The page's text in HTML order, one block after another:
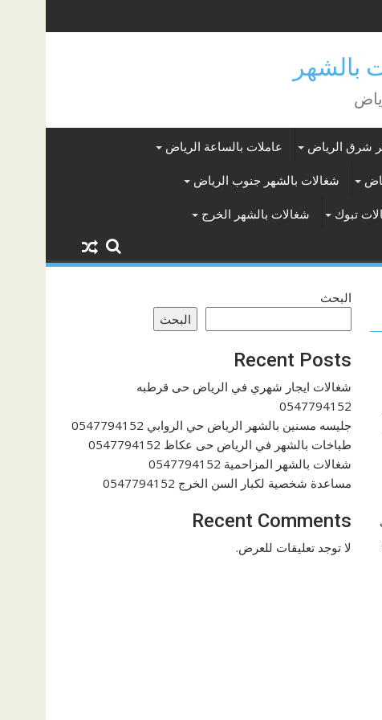
شرق الرياض عاملات بالساعة الرياض
شغالات بالشهر جنوب الرياض
تبوك شغالات بالشهر الخرج
البحث
البحث
Recent Posts
شغالات ايجار شهري في الرياض حى قرطبه
0547794152
جليسه مسنين بالشهر الرياض حي الروابي 0547794152
طباخات بالشهر في الرياض حى عكاظ 0547794152
شغالات بالشهر المزاحمية 0547794152
مساعدة شخصية لكبار السن الخرج 0547794152
Recent Comments
لا توجد تعليقات للعرض.